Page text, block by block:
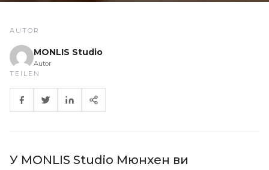
AUTOR
MONLIS Studio
Autor
TEILEN
У MONLIS Studio Мюнхен ви